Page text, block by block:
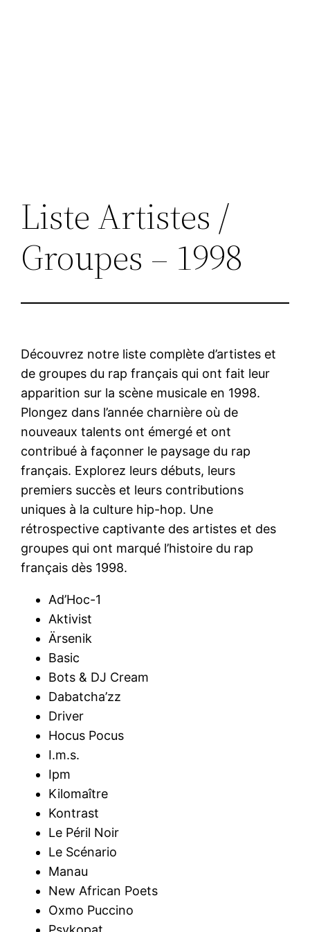
Liste Artistes /
Groupes – 1998
Découvrez notre liste complète d’artistes et
de groupes du rap français qui ont fait leur
apparition sur la scène musicale en 1998.
Plongez dans l’année charnière où de
nouveaux talents ont émergé et ont
contribué à façonner le paysage du rap
français. Explorez leurs débuts, leurs
premiers succès et leurs contributions
uniques à la culture hip-hop. Une
rétrospective captivante des artistes et des
groupes qui ont marqué l’histoire du rap
français dès 1998.
Ad’Hoc-1
Aktivist
Ärsenik
Basic
Bots & DJ Cream
Dabatcha’zz
Driver
Hocus Pocus
I.m.s.
Ipm
Kilomaître
Kontrast
Le Péril Noir
Le Scénario
Manau
New African Poets
Oxmo Puccino